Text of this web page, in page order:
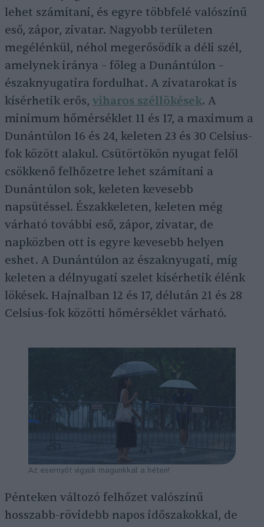
lehet számítani, és egyre többfelé valószínű
eső, zápor, zivatar. Nagyobb területen
megélénkül, néhol megerősödik a déli szél,
amelynek iránya – főleg a Dunántúlon –
északnyugatira fordulhat. A zivatarokat is
kísérhetik erős, viharos széllökések. A
minimum hőmérséklet 11 és 17, a maximum a
Dunántúlon 16 és 24, keleten 23 és 30 Celsius-
fok között alakul. Csütörtökön nyugat felől
csökkenő felhőzetre lehet számítani a
Dunántúlon sok, keleten kevesebb
napsütéssel. Északkeleten, keleten még
várható további eső, zápor, zivatar, de
napközben ott is egyre kevesebb helyen
eshet. A Dunántúlon az északnyugati, míg
keleten a délnyugati szelet kísérhetik élénk
lökések. Hajnalban 12 és 17, délután 21 és 28
Celsius-fok közötti hőmérséklet várható.
Az esernyőt vigyük magunkkal a héten!
Pénteken változó felhőzet valószínű
hosszabb-rövidebb napos időszakokkal, de